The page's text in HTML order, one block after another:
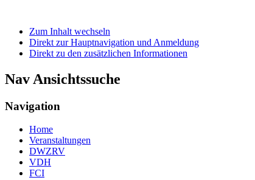
Zum Inhalt wechseln
Direkt zur Hauptnavigation und Anmeldung
Direkt zu den zusätzlichen Informationen
Nav Ansichtssuche
Navigation
Home
Veranstaltungen
DWZRV
VDH
FCI